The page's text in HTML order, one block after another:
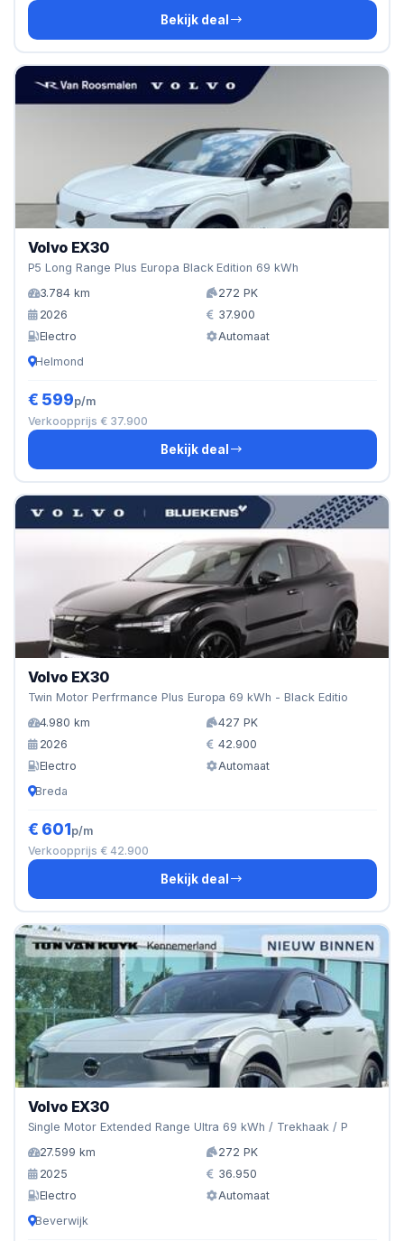
Bekijk deal
Volvo EX30
P5 Long Range Plus Europa Black Edition 69 kWh
3.784 km
272 PK
2026
37.900
Electro
Automaat
Helmond
€ 599p/m
Verkoopprijs € 37.900
Bekijk deal
Volvo EX30
Twin Motor Perfrmance Plus Europa 69 kWh - Black Editio
4.980 km
427 PK
2026
42.900
Electro
Automaat
Breda
€ 601p/m
Verkoopprijs € 42.900
Bekijk deal
Volvo EX30
Single Motor Extended Range Ultra 69 kWh / Trekhaak / P
27.599 km
272 PK
2025
36.950
Electro
Automaat
Beverwijk